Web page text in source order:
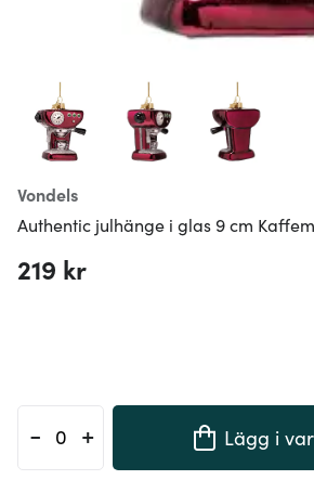
Vondels
Authentic julhänge i glas 9 cm
219 kr
- + Lägg i